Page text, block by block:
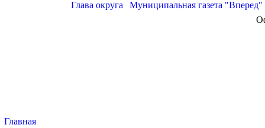
Глава округа Муниципальная газета "Вперед"
Главная